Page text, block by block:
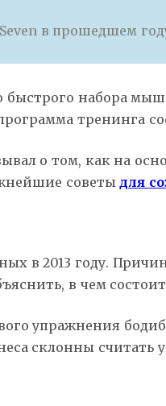
в прошедшем
набора
тренинга
о том, как на
советы для
в 2013 году.
в чем
упражнения
склонны